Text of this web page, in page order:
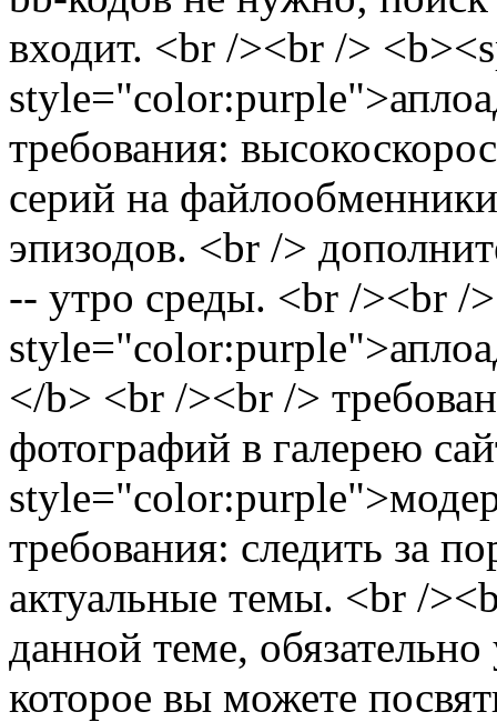
входит. <br /><br />
требования:
серий на
эпизодов. <br />
-- утро среды. <br /><br /
</b> <br /><br />
фотографий в галерею
требования: следить за
актуальные темы. <br /
данной теме,
которое вы можете